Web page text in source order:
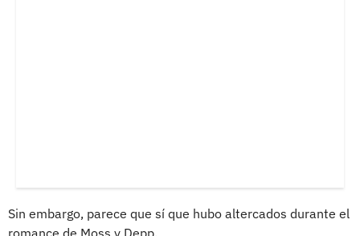
Sin embargo, parece que sí que hubo altercados durante el
romance de Moss y Depp.